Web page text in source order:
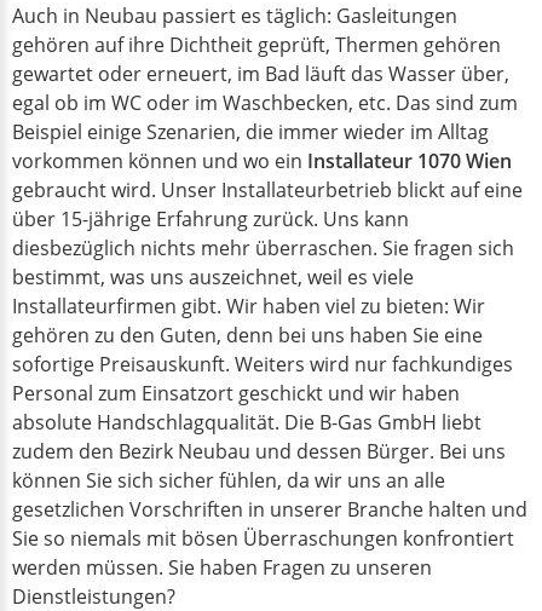
Auch in Neubau passiert es täglich: Gasleitungen
gehören auf ihre Dichtheit geprüft, Thermen gehören
gewartet oder erneuert, im Bad läuft das Wasser über,
egal ob im WC oder im Waschbecken, etc. Das sind zum
Beispiel einige Szenarien, die immer wieder im Alltag
vorkommen können und wo ein Installateur 1070 Wien
gebraucht wird. Unser Installateurbetrieb blickt auf eine
über 15-jährige Erfahrung zurück. Uns kann
diesbezüglich nichts mehr überraschen. Sie fragen sich
bestimmt, was uns auszeichnet, weil es viele
Installateurfirmen gibt. Wir haben viel zu bieten: Wir
gehören zu den Guten, denn bei uns haben Sie eine
sofortige Preisauskunft. Weiters wird nur fachkundiges
Personal zum Einsatzort geschickt und wir haben
absolute Handschlagqualität. Die B-Gas GmbH liebt
zudem den Bezirk Neubau und dessen Bürger. Bei uns
können Sie sich sicher fühlen, da wir uns an alle
gesetzlichen Vorschriften in unserer Branche halten und
Sie so niemals mit bösen Überraschungen konfrontiert
werden müssen. Sie haben Fragen zu unseren
Dienstleistungen?